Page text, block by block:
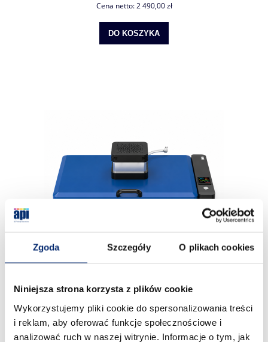
Zgoda Szczegóły O plikach cookies
Niniejsza strona korzysta z plików cookie
Wykorzystujemy pliki cookie do spersonalizowania treści
i reklam, aby oferować funkcje społecznościowe i
analizować ruch w naszej witrynie. Informacje o tym, jak
Cena netto:2 490,00 zł
DO KOSZYKA
Piec DTF A2 do żelowania proszku DTF suszenia wydruków
3 677,70 zł
Cena netto:2 990,00 zł